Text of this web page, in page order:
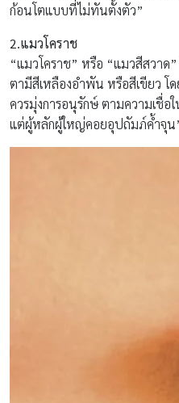
ก้อนโตแบบที่ไม่ทันตั้งตัว”
2.แมวโคราช
“แมวโคราช” หรือ “แมวสีสวา
ตามีสีเหลืองอำพัน หรือสีเขียว โ
ควรมุ่งการอนุรักษ์ ตามความเชื่อ
แต่ผู้หลักผู้ใหญ่คอยอุปถัมภ์ค้ำจุน